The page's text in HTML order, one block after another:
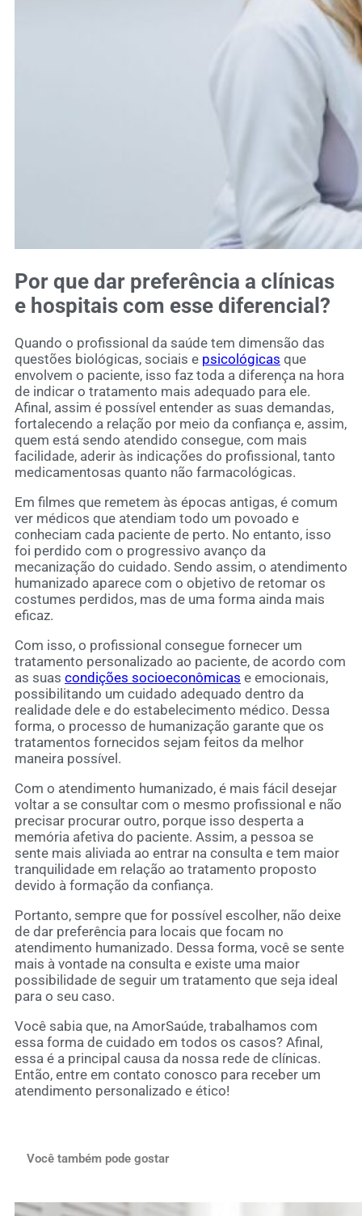
Por que dar preferência a clínicas
e hospitais com esse diferencial?
Quando o profissional da saúde tem dimensão das
questões biológicas, sociais e psicológicas que
envolvem o paciente, isso faz toda a diferença na hora
de indicar o tratamento mais adequado para ele.
Afinal, assim é possível entender as suas demandas,
fortalecendo a relação por meio da confiança e, assim,
quem está sendo atendido consegue, com mais
facilidade, aderir às indicações do profissional, tanto
medicamentosas quanto não farmacológicas.
Em filmes que remetem às épocas antigas, é comum
ver médicos que atendiam todo um povoado e
conheciam cada paciente de perto. No entanto, isso
foi perdido com o progressivo avanço da
mecanização do cuidado. Sendo assim, o atendimento
humanizado aparece com o objetivo de retomar os
costumes perdidos, mas de uma forma ainda mais
eficaz.
Com isso, o profissional consegue fornecer um
tratamento personalizado ao paciente, de acordo com
as suas condições socioeconômicas e emocionais,
possibilitando um cuidado adequado dentro da
realidade dele e do estabelecimento médico. Dessa
forma, o processo de humanização garante que os
tratamentos fornecidos sejam feitos da melhor
maneira possível.
Com o atendimento humanizado, é mais fácil desejar
voltar a se consultar com o mesmo profissional e não
precisar procurar outro, porque isso desperta a
memória afetiva do paciente. Assim, a pessoa se
sente mais aliviada ao entrar na consulta e tem maior
tranquilidade em relação ao tratamento proposto
devido à formação da confiança.
Portanto, sempre que for possível escolher, não deixe
de dar preferência para locais que focam no
atendimento humanizado. Dessa forma, você se sente
mais à vontade na consulta e existe uma maior
possibilidade de seguir um tratamento que seja ideal
para o seu caso.
Você sabia que, na AmorSaúde, trabalhamos com
essa forma de cuidado em todos os casos? Afinal,
essa é a principal causa da nossa rede de clínicas.
Então, entre em contato conosco para receber um
atendimento personalizado e ético!
Você também pode gostar